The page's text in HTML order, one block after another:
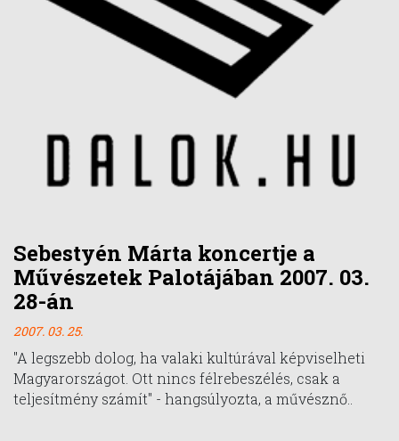
Sebestyén Márta koncertje a
Művészetek Palotájában 2007. 03.
28-án
2007. 03. 25.
"A legszebb dolog, ha valaki kultúrával képviselheti
Magyarországot. Ott nincs félrebeszélés, csak a
teljesítmény számít" - hangsúlyozta, a művésznő..